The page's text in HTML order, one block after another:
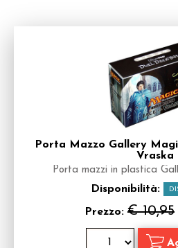
Porta Mazzo Gallery
Vraska
Porta mazzi in plastica
Disponibilità:
Prezzo: € 10,95